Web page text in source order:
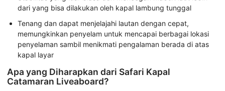
dari yang bisa dilakukan oleh kapal lambung tunggal
Tenang dan dapat menjelajahi lautan dengan cepat,
memungkinkan penyelam untuk mencapai berbagai lokasi
penyelaman sambil menikmati pengalaman berada di atas
kapal layar
Apa yang Diharapkan dari Safari Kapal
Catamaran Liveaboard?